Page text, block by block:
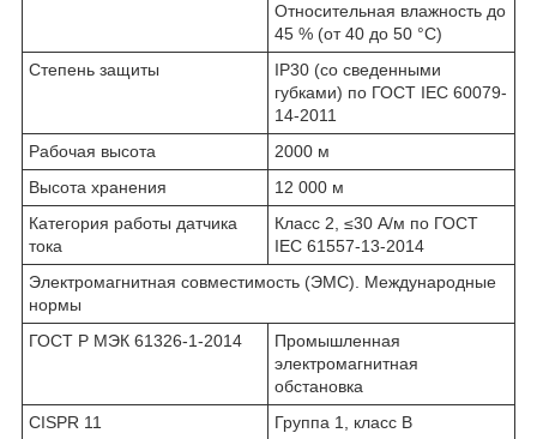
Относительная влажность до
45 % (от 40 до 50 °C)
Степень защиты
IP30 (со сведенными
губками) по ГОСТ IEC 60079-
14-2011
Рабочая высота
2000 м
Высота хранения
12 000 м
Категория работы датчика
тока
Класс 2, ≤30 А/м по ГОСТ
IEC 61557-13-2014
Электромагнитная совместимость (ЭМС). Международные
нормы
ГОСТ Р МЭК 61326-1-2014
Промышленная
электромагнитная
обстановка
CISPR 11
Группа 1, класс B